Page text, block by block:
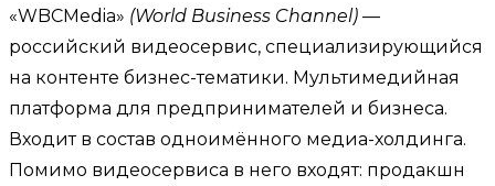
«WBCMedia» (World Business Channel) —
российский видеосервис, специализирующийся
на контенте бизнес-тематики. Мультимедийная
платформа для предпринимателей и бизнеса.
Входит в состав одноимённого медиа-холдинга.
Помимо видеосервиса в него входят: продакшн